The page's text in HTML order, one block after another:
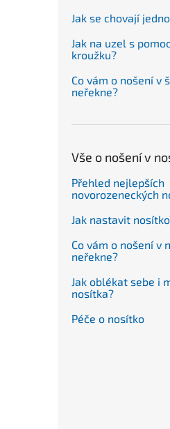
Jak se chovají
Jak na uzel s
kroužku?
Co vám o nošení v
neřekne?
Vše o nošení v
Přehled nejlepších
novorozeneckých
Jak nastavit
Co vám o nošení v
neřekne?
Jak oblékat sebe i
nosítka?
Péče o nosítko